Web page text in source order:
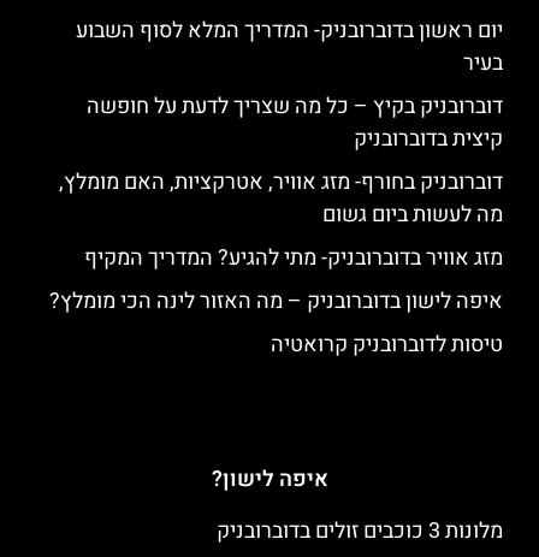
יום ראשון בדוברובניק- המדריך המלא לסוף השבוע
בעיר
דוברובניק בקיץ – כל מה שצריך לדעת על חופשה
קיצית בדוברובניק
דוברובניק בחורף- מזג אוויר, אטרקציות, האם מומלץ,
מה לעשות ביום גשום
מזג אוויר בדוברובניק- מתי להגיע? המדריך המקיף
איפה לישון בדוברובניק – מה האזור לינה הכי מומלץ?
טיסות לדוברובניק קרואטיה
איפה לישון?
מלונות 3 כוכבים זולים בדוברובניק